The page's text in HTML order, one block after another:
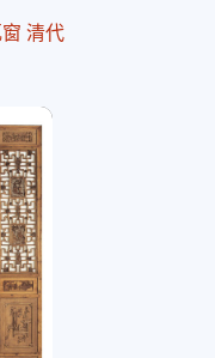
清代